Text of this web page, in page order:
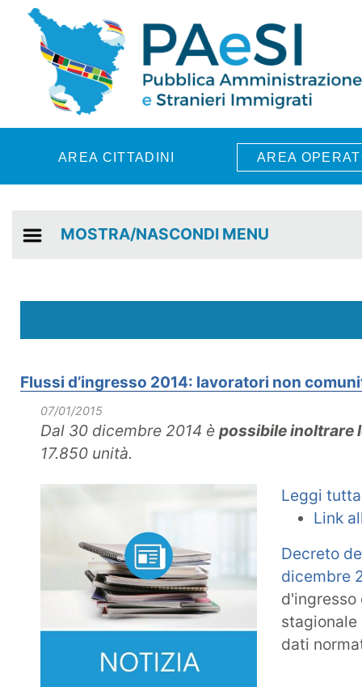
Skip to main content
AREA CITTADINI AREA
MOSTRA/NASCONDI MENU
Flussi d’ingresso 2014: lavoratori non
07/01/2015
Dal 30 dicembre 2014 è possibile inoltrare
17.850 unità.
Leggi
Link
Decreto
dicembre
d'ingresso
stagionale
dati